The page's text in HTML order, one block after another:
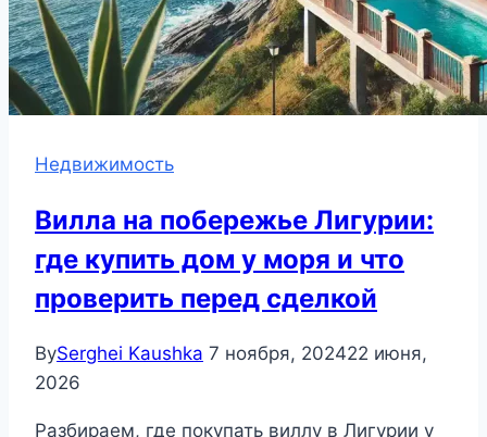
Недвижимость
Вилла на побережье Лигурии:
где купить дом у моря и что
проверить перед сделкой
BySerghei Kaushka 7 ноября, 202422 июня,
2026
Разбираем, где покупать виллу в Лигурии у